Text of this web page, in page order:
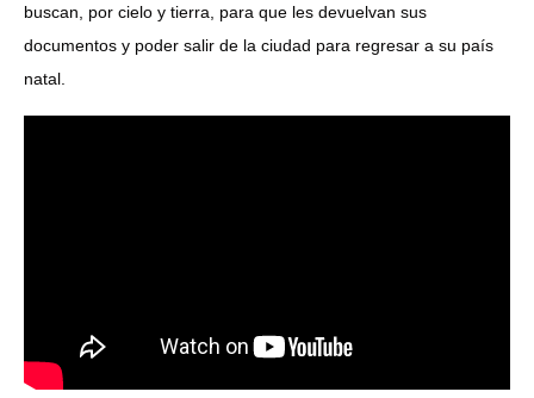
buscan, por cielo y tierra, para que les devuelvan sus
documentos y poder salir de la ciudad para regresar a su país
natal.